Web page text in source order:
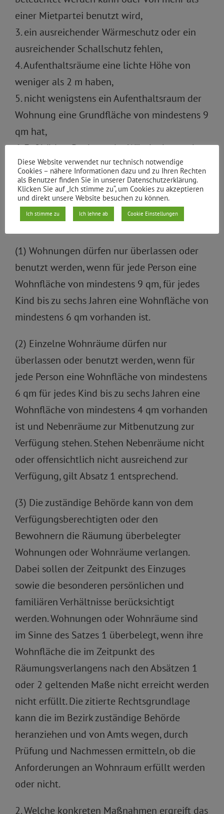
einer Mietpartei benutzt wird,
3. ein ausreichender Wärmeschutz oder ein
ausreichender Schallschutz fehlen,
4. Aufenthaltsräume eine lichte Höhe von
weniger als 2 m haben,
5. nicht wenigstens ein Aufenthaltsraum der
Wohnung eine Grundfläche von mindestens 9
qm hat,
6. Fußböden, Decken oder Wände dauernd
durchfeuchtet sind oder
7. ausreichende Tageslicht- und Luftzufuhr
nicht gewährleistet sind
§ 7 Belegung:
(1) Wohnungen dürfen nur überlassen oder
benutzt werden, wenn für jede Person eine
Wohnfläche von mindestens 9 qm, für jedes
Kind bis zu sechs Jahren eine Wohnfläche von
mindestens 6 qm vorhanden ist.
(2) Einzelne Wohnräume dürfen nur
überlassen oder benutzt werden, wenn für
jede Person eine Wohnfläche von mindestens
6 qm für jedes Kind bis zu sechs Jahren eine
Wohnfläche von mindestens 4 qm vorhanden
ist und Nebenräume zur Mitbenutzung zur
Verfügung stehen. Stehen Nebenräume nicht
oder offensichtlich nicht ausreichend zur
Verfügung, gilt Absatz 1 entsprechend.
(3) Die zuständige Behörde kann von dem
Verfügungsberechtigten oder den
Bewohnern die Räumung überbelegter
Wohnungen oder Wohnräume verlangen.
Dabei sollen der Zeitpunkt des Einzuges
sowie die besonderen persönlichen und
familiären Verhältnisse berücksichtigt
werden. Wohnungen oder Wohnräume sind
im Sinne des Satzes 1 überbelegt, wenn ihre
Wohnfläche die im Zeitpunkt des
Räumungsverlangens nach den Absätzen 1
oder 2 geltenden Maße nicht erreicht werden
nicht erfüllt. Die zitierte Rechtsgrundlage
kann die im Bezirk zuständige Behörde
heranziehen und von Amts wegen, durch
Prüfung und Nachmessen ermitteln, ob die
Anforderungen an Wohnraum erfüllt werden
oder nicht.
2. Welche konkreten Maßnahmen ergreift das
Diese Website verwendet nur technisch notwendige
Cookies – nähere Informationen dazu und zu Ihren Rechten
als Benutzer finden Sie in unserer Datenschutzerklärung.
Klicken Sie auf „Ich stimme zu“, um Cookies zu akzeptieren
und direkt unsere Website besuchen zu können.
Ich stimme zu Ich lehne ab Cookie Einstellungen